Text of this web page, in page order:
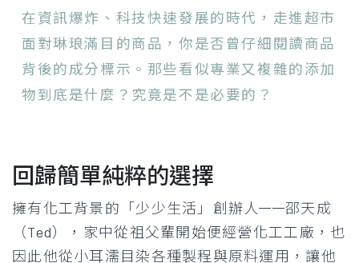
在資訊爆炸、科技快速發展的時代，走進超市
面對琳琅滿目的商品，你是否曾仔細閱讀商品
背後的成分標示。那些看似專業又複雜的添加
物到底是什麼？究竟是不是必要的？
回歸簡單純粹的選擇
擁有化工背景的「少少生活」創辦人——邵天成
（Ted），家中從祖父輩開始便經營化工工廠，也
因此他從小耳濡目染各種製程與原料運用，讓他